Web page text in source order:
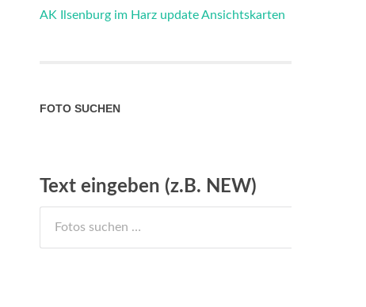
AK Ilsenburg im Harz update Ansichtskarten
FOTO SUCHEN
Text eingeben (z.B. NEW)